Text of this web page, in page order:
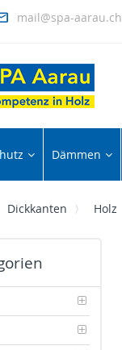
mail@spa-aarau.ch
Dämmen
Dickkanten Holz